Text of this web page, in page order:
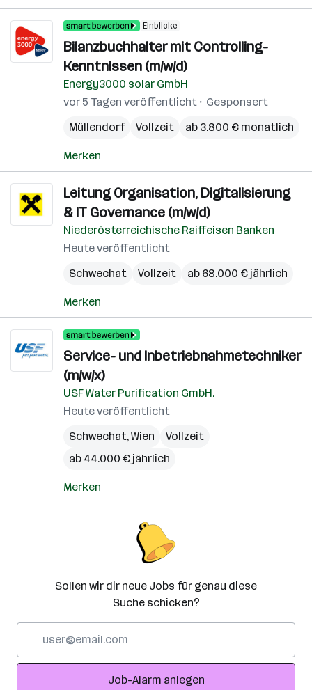
Einblicke
Bilanzbuchhalter mit Controlling-
Kenntnissen (m/w/d)
Energy3000 solar GmbH
vor 5 Tagen veröffentlicht
Gesponsert
Müllendorf
Vollzeit ab 3.800 € monatlich
Merken
Leitung Organisation, Digitalisierung
& IT Governance (m/w/d)
Niederösterreichische Raiffeisen Banken
Heute veröffentlicht
Schwechat
Vollzeit ab 68.000 € jährlich
Merken
Service- und Inbetriebnahmetechniker
(m/w/x)
USF Water Purification GmbH.
Heute veröffentlicht
Schwechat,Wien
Vollzeit
ab 44.000 € jährlich
Merken
Sollen wir dir neue Jobs für genau diese
Suche schicken?
Adresse
Job-Alarm anlegen